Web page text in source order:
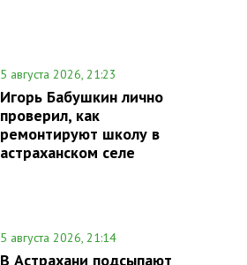
5 августа 2026, 21:23
Игорь Бабушкин лично
проверил, как
ремонтируют школу в
астраханском селе
5 августа 2026, 21:14
В Астрахани подсыпают